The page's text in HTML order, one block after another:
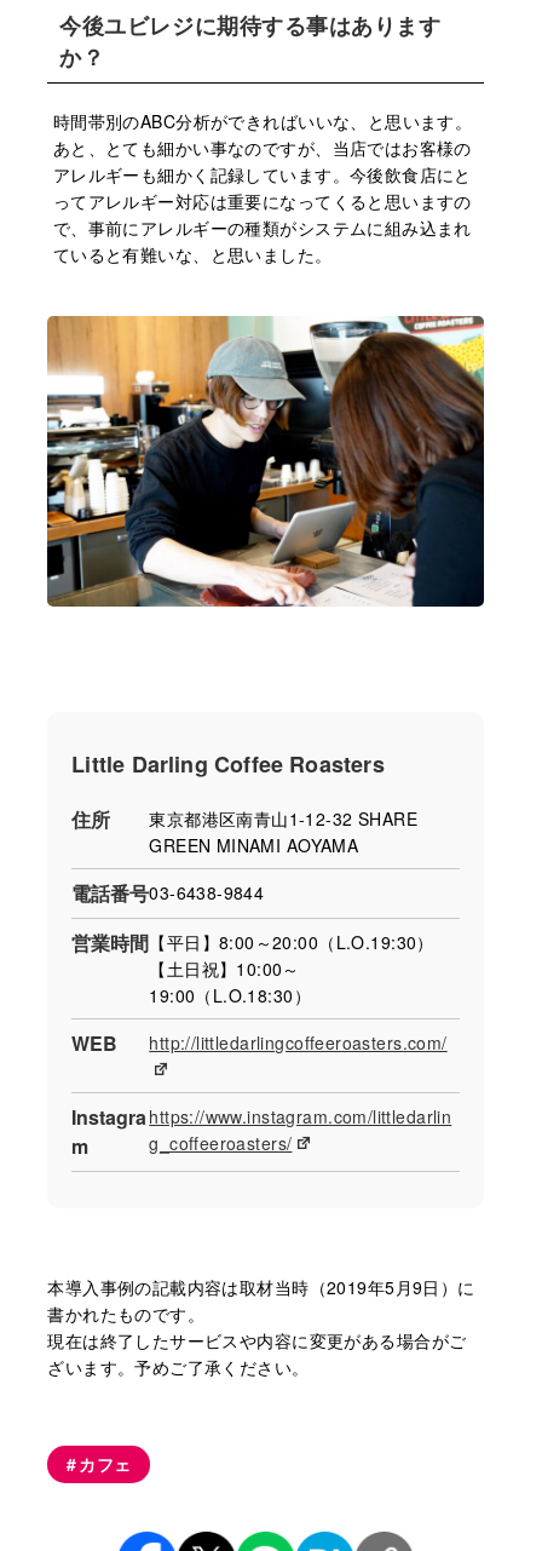
今後ユビレジに期待する事はあります
か？
時間帯別のABC分析ができればいいな、と思います。
あと、とても細かい事なのですが、当店ではお客様の
アレルギーも細かく記録しています。今後飲食店にと
ってアレルギー対応は重要になってくると思いますの
で、事前にアレルギーの種類がシステムに組み込まれ
ていると有難いな、と思いました。
Little Darling Coffee Roasters
住所
東京都港区南青山1-12-32 SHARE
GREEN MINAMI AOYAMA
電話番号03-6438-9844
営業時間 【平日】8:00～20:00（L.O.19:30）
【土日祝】10:00～
19:00（L.O.18:30）
WEB http://littledarlingcoffeeroasters.com/
Instagra
m
https://www.instagram.com/littledarlin
g_coffeeroasters/
本導⼊事例の記載内容は取材当時（2019年5月9日）に
書かれたものです。
現在は終了したサービスや内容に変更がある場合がご
ざいます。予めご了承ください。
カフェ